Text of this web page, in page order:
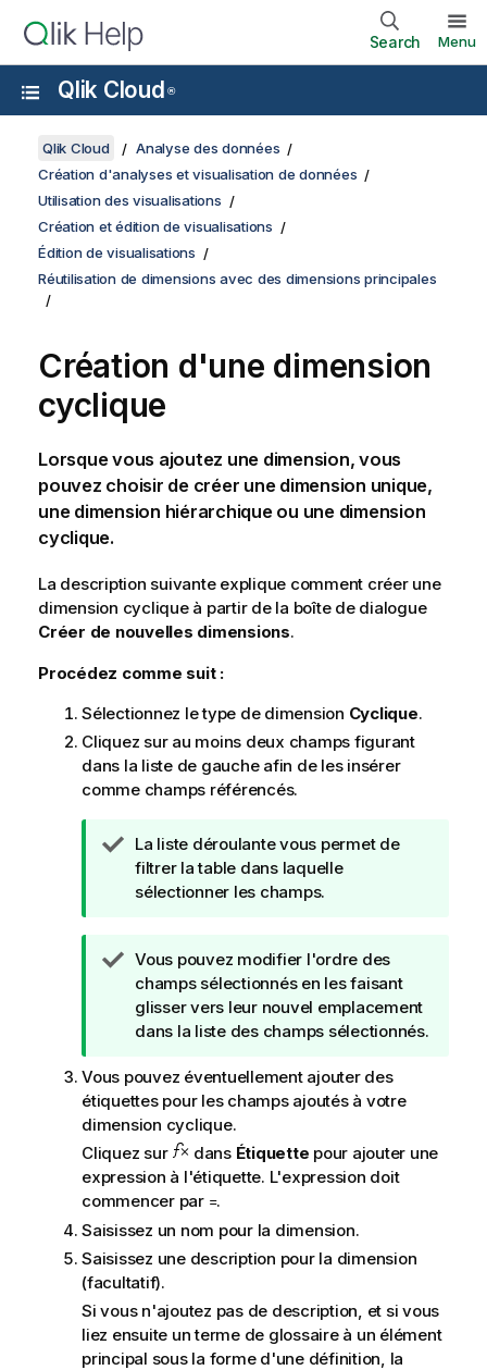
Search Menu
Qlik Cloud ®
Qlik Cloud
Analyse des données
Création d'analyses et visualisation de données
Utilisation des visualisations
Création et édition de visualisations
Édition de visualisations
Réutilisation de dimensions avec des dimensions principales
Création d'une dimension
cyclique
Lorsque vous ajoutez une dimension, vous
pouvez choisir de créer une dimension unique,
une dimension hiérarchique ou une dimension
cyclique.
La description suivante explique comment créer une
dimension cyclique à partir de la boîte de dialogue
Créer de nouvelles dimensions.
Procédez comme suit :
Sélectionnez le type de dimension Cyclique.
Cliquez sur au moins deux champs figurant
dans la liste de gauche afin de les insérer
comme champs référencés.
N
o
t
o
n
s
e
l
La liste déroulante vous permet de
filtrer la table dans laquelle
sélectionner les champs.
N
o
t
e
o
n
s
e
i
l
Vous pouvez modifier l'ordre des
champs sélectionnés en les faisant
glisser vers leur nouvel emplacement
dans la liste des champs sélectionnés.
Vous pouvez éventuellement ajouter des
étiquettes pour les champs ajoutés à votre
dimension cyclique.
Cliquez sur
dans Étiquette pour ajouter une
expression à l'étiquette. L'expression doit
commencer par =.
Saisissez un nom pour la dimension.
Saisissez une description pour la dimension
(facultatif).
Si vous n'ajoutez pas de description, et si vous
liez ensuite un terme de glossaire à un élément
principal sous la forme d'une définition, la